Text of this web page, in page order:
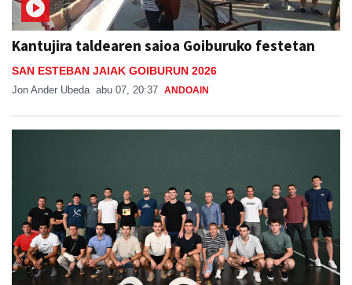
Kantujira taldearen saioa Goiburuko festetan
SAN ESTEBAN JAIAK GOIBURUN 2026
Jon Ander Ubeda abu 07, 20:37 ANDOAIN